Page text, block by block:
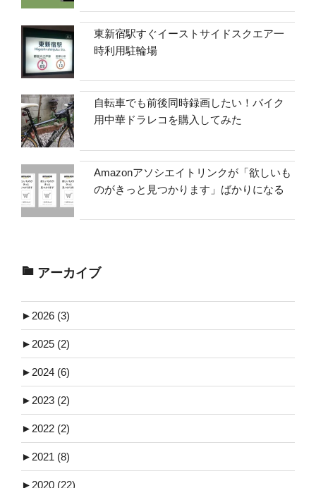
東新宿駅すぐイーストサイドスクエア一
時利用駐輪場
自転車でも前後同時録画したい！バイク
用中華ドラレコを購入してみた
Amazonアソシエイトリンクが「欲しいも
のがきっと見つかります」ばかりになる
アーカイブ
► 2026 (3)
► 2025 (2)
► 2024 (6)
► 2023 (2)
► 2022 (2)
► 2021 (8)
► 2020 (22)